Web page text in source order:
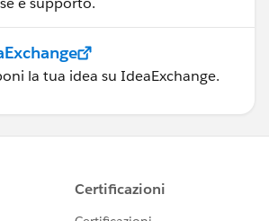
la tua idea su IdeaExchange.